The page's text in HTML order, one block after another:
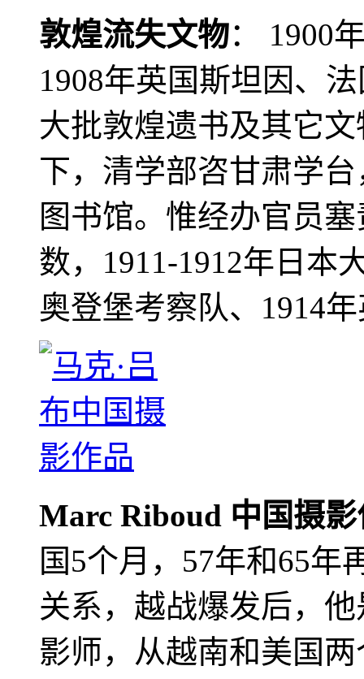
敦煌流失文物： 1900
1908年英国斯坦因、
大批敦煌遗书及其它
下，清学部咨甘肃学
图书馆。惟经办官员
数，1911-1912年日本
奥登堡考察队、1914
Marc Riboud 中国摄
国5个月，57年和65年
关系，越战爆发后，
影师，从越南和美国